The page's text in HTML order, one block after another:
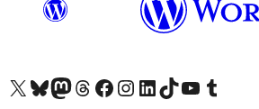
Navštívte náš účet na X (predtým Twitter)
Navštívte náš účet na platforme Bluesky
Navštívte náš účet na Mastodone
Navštívte náš účet na platforme Threads
Navštívte našu stránku na Facebooku
Navštívte náš účet Instagram
Navštívte náš účet LinkedIn
Navštívte náš účet na platforme TikTok
Navštívte náš kanál YouTube
Navštívte náš účet na platforme Tumblr